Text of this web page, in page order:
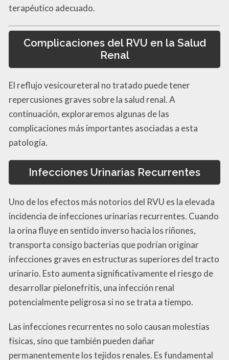
terapéutico adecuado.
Complicaciones del RVU en la Salud
Renal
El reflujo vesicoureteral no tratado puede tener
repercusiones graves sobre la salud renal. A
continuación, exploraremos algunas de las
complicaciones más importantes asociadas a esta
patología.
Infecciones Urinarias Recurrentes
Uno de los efectos más notorios del RVU es la elevada
incidencia de infecciones urinarias recurrentes. Cuando
la orina fluye en sentido inverso hacia los riñones,
transporta consigo bacterias que podrían originar
infecciones graves en estructuras superiores del tracto
urinario. Esto aumenta significativamente el riesgo de
desarrollar pielonefritis, una infección renal
potencialmente peligrosa si no se trata a tiempo.
Las infecciones recurrentes no solo causan molestias
físicas, sino que también pueden dañar
permanentemente los tejidos renales. Es fundamental